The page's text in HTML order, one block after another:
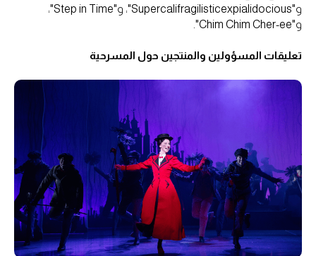
و"Supercalifragilisticexpialidocious"، و"Step in Time"،
و"Chim Chim Cher-ee".
تعليقات المسؤولين والمنتجين حول المسرحية